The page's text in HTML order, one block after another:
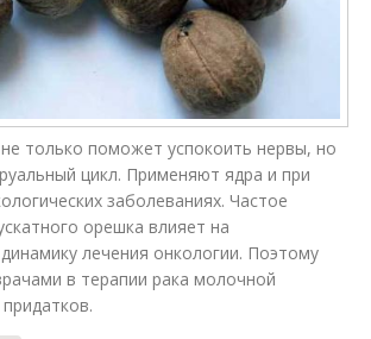
только поможет успокоить нервы, но
цикл. Применяют ядра и при
заболеваниях. Частое
орешка влияет на
лечения онкологии. Поэтому
в терапии рака молочной